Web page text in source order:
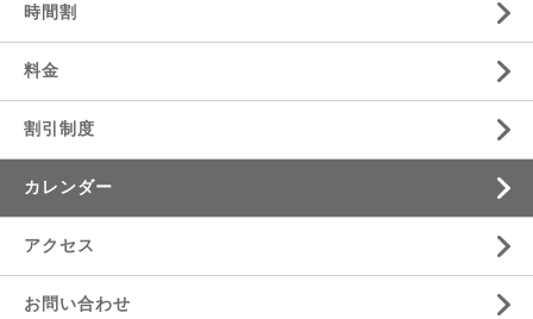
時間割
料金
割引制度
カレンダー
アクセス
お問い合わせ